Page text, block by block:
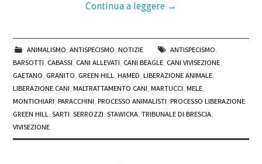
Continua a leggere →
ANIMALISMO, ANTISPECISMO, NOTIZIE ANTISPECISMO,
BARSOTTI, CABASSI, CANI ALLEVATI, CANI BEAGLE, CANI VIVISEZIONE,
GAETANO, GRANITO, GREEN HILL,HAMED,LIBERAZIONE ANIMALE,
LIBERAZIONE CANI,MALTRATTAMENTO CANI,MARTUCCI,MELE,
MONTICHIARI,PARACCHINI,PROCESSO ANIMALISTI,PROCESSO LIBERAZIONE
GREEN HILL,SARTI,SERROZZI,STAWICKA,TRIBUNALE DI BRESCIA,
VIVISEZIONE